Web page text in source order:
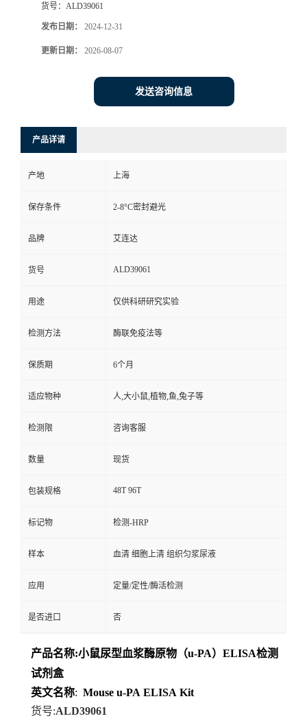
货号： ALD39061
发布日期： 2024-12-31
更新日期： 2026-08-07
发送咨询信息
产品详请
产地 上海
保存条件 2-8°C密封避光
品牌 艾连达
货号 ALD39061
用途 仅供科研研究实验
检测方法 酶联免疫法等
保质期 6个月
适应物种 人,大小鼠,植物,鱼,兔子等
检测限 咨询客服
数量 现货
包装规格 48T 96T
标记物 检测-HRP
样本 血清 细胞上清 组织匀浆尿液
应用 定量/定性/酶活检测
是否进口 否
产品名称:小鼠尿型血浆酶原物（u-PA）ELISA检测
试剂盒
英文名称: Mouse u-PA ELISA Kit
货号:ALD39061